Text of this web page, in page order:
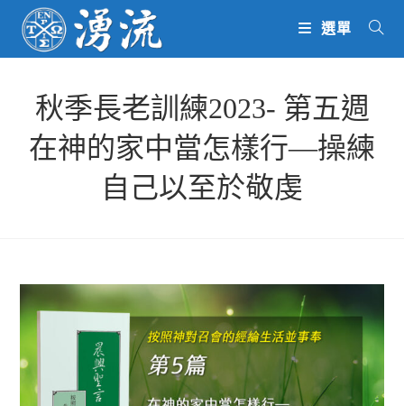
content
選單
秋季長老訓練2023- 第五週
在神的家中當怎樣行—操練
自己以至於敬虔